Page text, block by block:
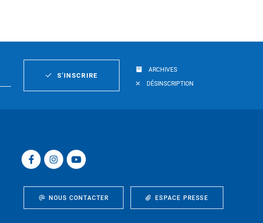
S’INSCRIRE
ARCHIVES
DÉSINSCRIPTION
NOUS CONTACTER ESPACE PRESSE